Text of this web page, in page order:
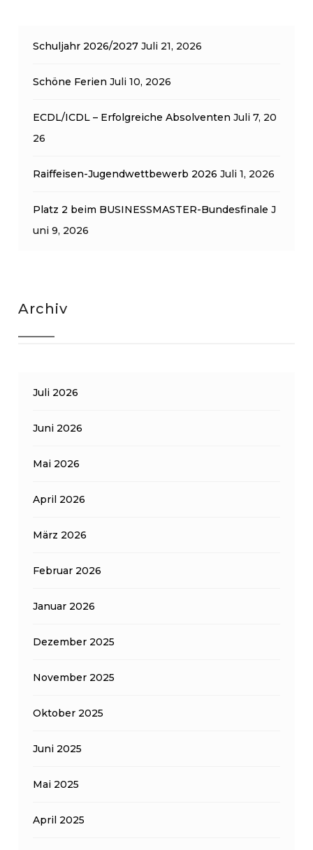
Schuljahr 2026/2027 Juli 21, 2026
Schöne Ferien Juli 10, 2026
ECDL/ICDL – Erfolgreiche Absolventen Juli 7, 20
26
Raiffeisen-Jugendwettbewerb 2026 Juli 1, 2026
Platz 2 beim BUSINESSMASTER-Bundesfinale J
uni 9, 2026
Archiv
Juli 2026
Juni 2026
Mai 2026
April 2026
März 2026
Februar 2026
Januar 2026
Dezember 2025
November 2025
Oktober 2025
Juni 2025
Mai 2025
April 2025